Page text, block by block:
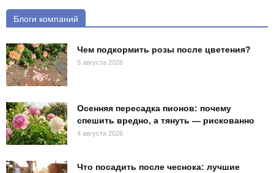
Блоги компаний
Чем подкормить розы после цветения?
5 августа 2026
Осенняя пересадка пионов: почему
спешить вредно, а тянуть — рискованно
4 августа 2026
Что посадить после чеснока: лучшие